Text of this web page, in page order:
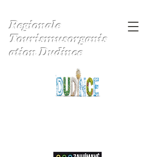
Regionale
Tourismusorganis
ation Dudince